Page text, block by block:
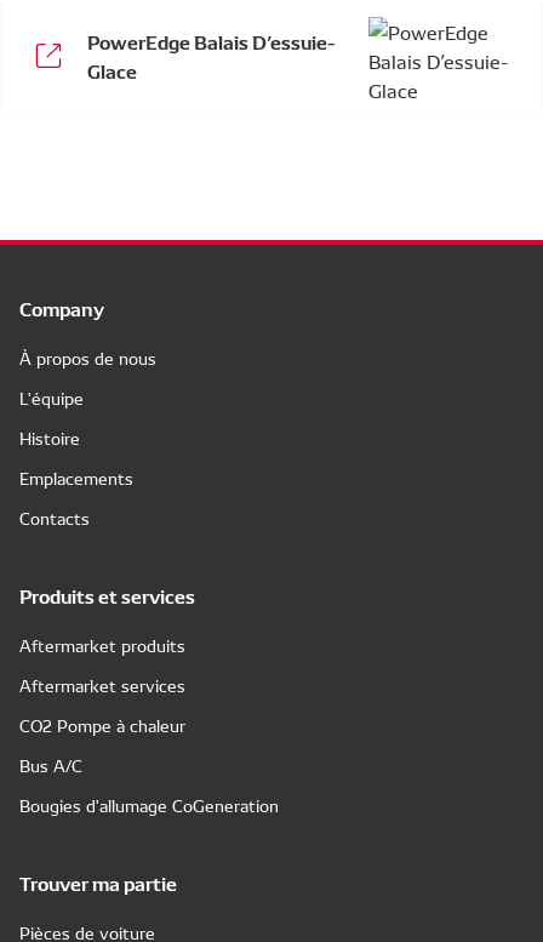
PowerEdge Balais D’essuie-
Glace
Company
À propos de nous
L'équipe
Histoire
Emplacements
Contacts
Produits et services
Aftermarket produits
Aftermarket services
CO2 Pompe à chaleur
Bus A/C
Bougies d'allumage CoGeneration
Trouver ma partie
Pièces de voiture